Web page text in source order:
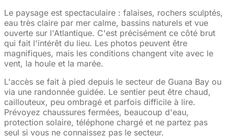
Le paysage est spectaculaire : falaises, rochers sculptés,
eau très claire par mer calme, bassins naturels et vue
ouverte sur l'Atlantique. C'est précisément ce côté brut
qui fait l'intérêt du lieu. Les photos peuvent être
magnifiques, mais les conditions changent vite avec le
vent, la houle et la marée.
L'accès se fait à pied depuis le secteur de Guana Bay ou
via une randonnée guidée. Le sentier peut être chaud,
caillouteux, peu ombragé et parfois difficile à lire.
Prévoyez chaussures fermées, beaucoup d'eau,
protection solaire, téléphone chargé et ne partez pas
seul si vous ne connaissez pas le secteur.